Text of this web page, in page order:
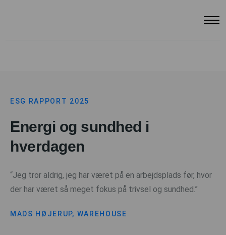
ESG RAPPORT 2025
Energi og sundhed i
hverdagen
“Jeg tror aldrig, jeg har været på en arbejdsplads før, hvor
der har været så meget fokus på trivsel og sundhed.”
MADS HØJERUP, WAREHOUSE